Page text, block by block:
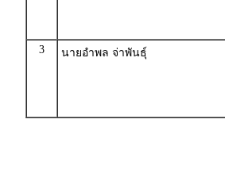
3 นายอำพล จ่าพันธุ์